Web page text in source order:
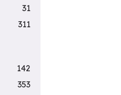
31
311
142
353